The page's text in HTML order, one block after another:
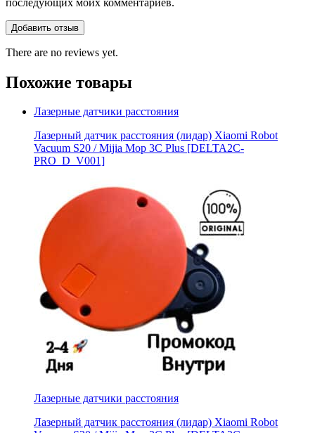
There are no reviews yet.
Похожие товары
Лазерные датчики расстояния
Лазерный датчик расстояния (лидар) Xiaomi Robot
Vacuum S20 / Mijia Mop 3С Рlus [DELTA2C-
PRO_D_V001]
Лазерные датчики расстояния
Лазерный датчик расстояния (лидар) Xiaomi Robot